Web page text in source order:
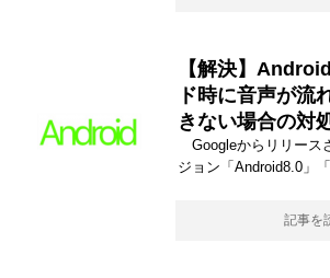
【解決】
ド時に音声が流
きない場合の対
Googleからリリース
ジョン「Android8.0」
記事を